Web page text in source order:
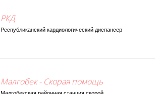
РКД
Республиканский кардиологический диспансер
Малгобек - Скорая помощь